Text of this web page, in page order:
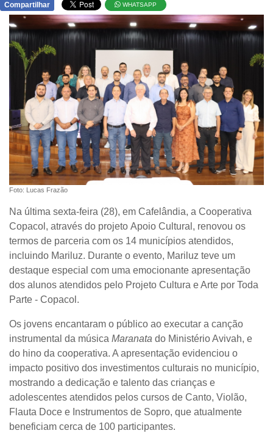
Compartilhar WHATSAPP
Foto: Lucas Frazão
Na última sexta-feira (28), em Cafelândia, a Cooperativa
Copacol, através do projeto Apoio Cultural , renovou os
termos de parceria com os 14 municípios atendidos,
incluindo Mariluz. Durante o evento, Mariluz teve um
destaque especial com uma emocionante apresentação
dos alunos atendidos pelo Projeto Cultura e Arte por Toda
Parte - Copacol .
Os jovens encantaram o público ao executar a canção
instrumental da música Maranata do Ministério Avivah, e
do hino da cooperativa. A apresentação evidenciou o
impacto positivo dos investimentos culturais no município,
mostrando a dedicação e talento das crianças e
adolescentes atendidos pelos cursos de Canto, Violão,
Flauta Doce e Instrumentos de Sopro, que atualmente
beneficiam cerca de 100 participantes.